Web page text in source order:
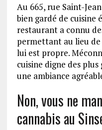
Au 665, rue Saint-
bien gardé de cuisine
restaurant a connu
permettant au lieu
lui est propre.
cuisine digne des
une ambiance
Non, vous ne
cannabis au